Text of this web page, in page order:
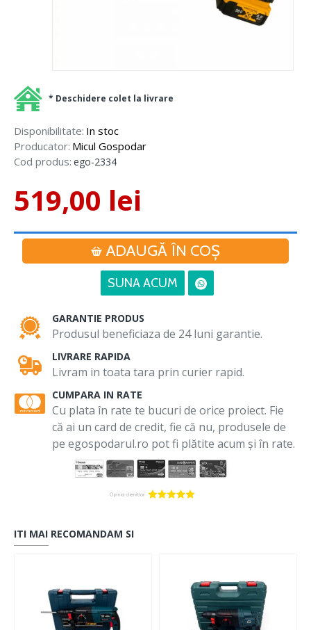
Disponibilitate: In stoc
Producator: Micul Gospodar
Cod produs: ego-2334
519,00 lei
ADAUGĂ ÎN COŞ
SUNA ACUM
* Deschidere colet la livrare
GARANTIE PRODUS
Produsul beneficiaza de 24 luni garantie.
LIVRARE RAPIDA
Livram in toata tara prin curier rapid.
CUMPARA IN RATE
Cu plata în rate te bucuri de orice proiect. Fie
că ai un card de credit, fie că nu, produsele de
pe egospodarul.ro pot fi plătite acum și în rate.
ITI MAI RECOMANDAM SI